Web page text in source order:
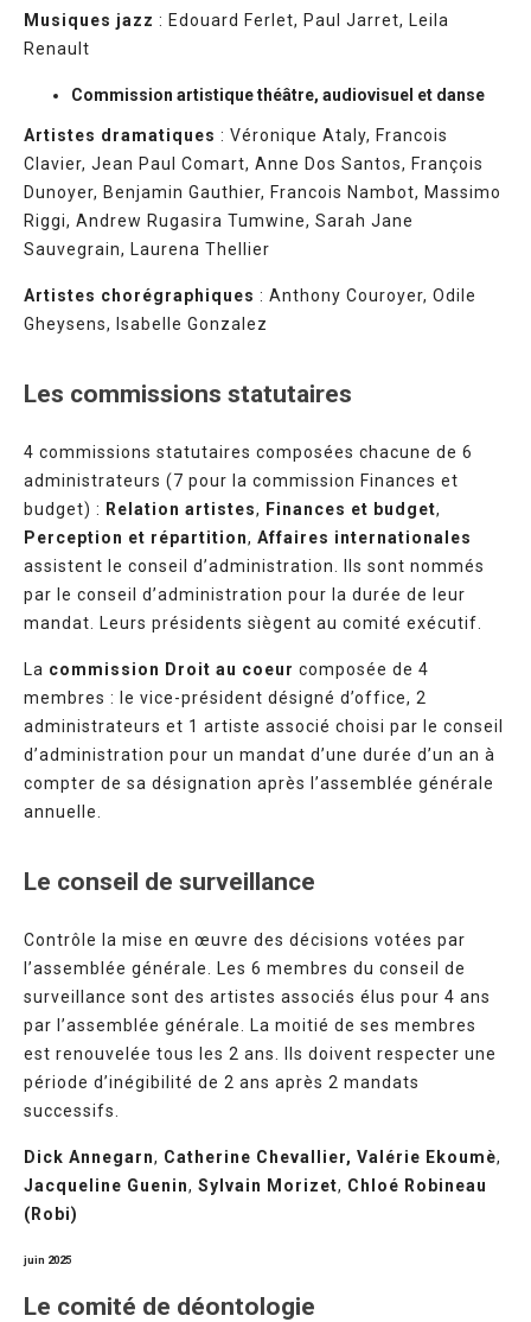
Musiques jazz : Edouard Ferlet, Paul Jarret, Leila
Renault
Commission artistique théâtre, audiovisuel et danse
Artistes dramatiques : Véronique Ataly, Francois
Clavier, Jean Paul Comart, Anne Dos Santos, François
Dunoyer, Benjamin Gauthier, Francois Nambot, Massimo
Riggi, Andrew Rugasira Tumwine, Sarah Jane
Sauvegrain, Laurena Thellier
Artistes chorégraphiques : Anthony Couroyer, Odile
Gheysens, Isabelle Gonzalez
Les commissions statutaires
4 commissions statutaires composées chacune de 6
administrateurs (7 pour la commission Finances et
budget) : Relation artistes, Finances et budget,
Perception et répartition, Affaires internationales
assistent le conseil d’administration. Ils sont nommés
par le conseil d’administration pour la durée de leur
mandat. Leurs présidents siègent au comité exécutif.
La commission Droit au coeur composée de 4
membres : le vice-président désigné d’office, 2
administrateurs et 1 artiste associé choisi par le conseil
d’administration pour un mandat d’une durée d’un an à
compter de sa désignation après l’assemblée générale
annuelle.
Le conseil de surveillance
Contrôle la mise en œuvre des décisions votées par
l’assemblée générale. Les 6 membres du conseil de
surveillance sont des artistes associés élus pour 4 ans
par l’assemblée générale. La moitié de ses membres
est renouvelée tous les 2 ans. Ils doivent respecter une
période d’inégibilité de 2 ans après 2 mandats
successifs.
Dick Annegarn, Catherine Chevallier, Valérie Ekoumè,
Jacqueline Guenin, Sylvain Morizet, Chloé Robineau
(Robi)
juin 2025
Le comité de déontologie